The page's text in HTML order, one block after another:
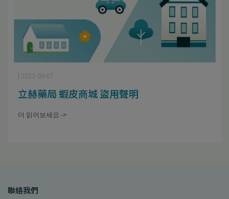
立赫藥局 蝦皮商城 盜用聲明
| 2023-09-07
더 읽어보세요 ->
聯絡我們